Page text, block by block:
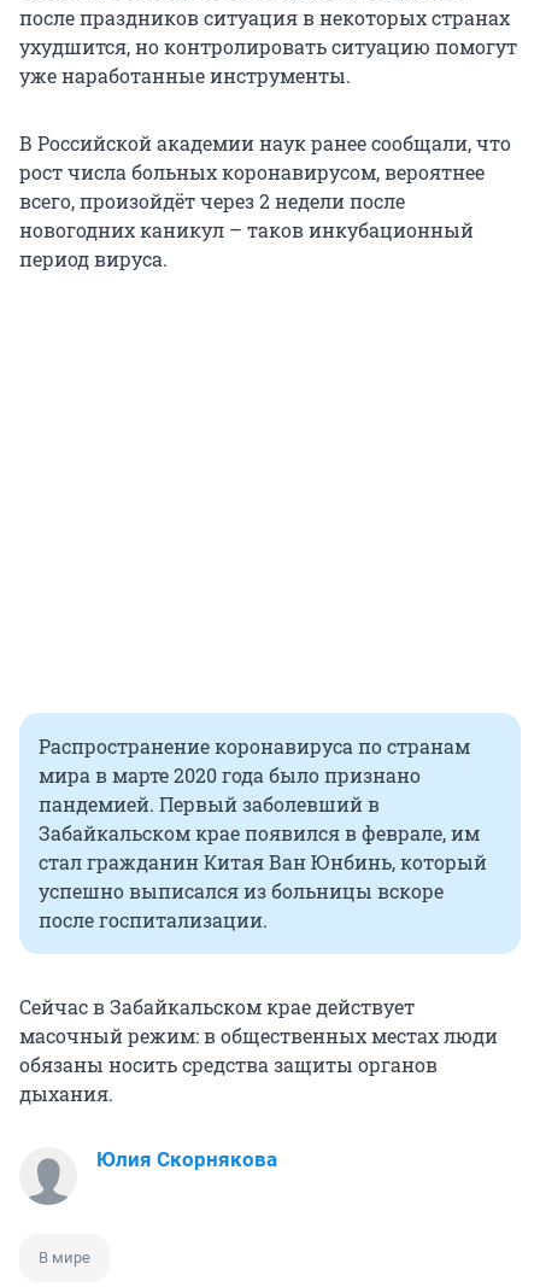
после праздников ситуация в некоторых странах
ухудшится, но контролировать ситуацию помогут
уже наработанные инструменты.
В Российской академии наук ранее сообщали, что
рост числа больных коронавирусом, вероятнее
всего, произойдёт через 2 недели после
новогодних каникул – таков инкубационный
период вируса.
Распространение коронавируса по странам
мира в марте 2020 года было признано
пандемией. Первый заболевший в
Забайкальском крае появился в феврале, им
стал гражданин Китая Ван Юнбинь, который
успешно выписался из больницы вскоре
после госпитализации.
Сейчас в Забайкальском крае действует
масочный режим: в общественных местах люди
обязаны носить средства защиты органов
дыхания.
Юлия Скорнякова
В мире